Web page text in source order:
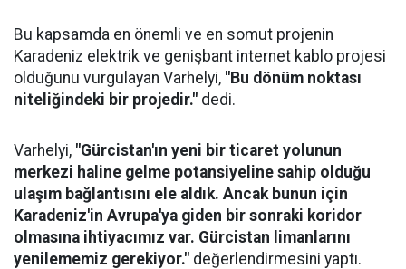
Bu kapsamda en önemli ve en somut projenin
Karadeniz elektrik ve genişbant internet kablo projesi
olduğunu vurgulayan Varhelyi, "Bu dönüm noktası
niteliğindeki bir projedir." dedi.
Varhelyi, "Gürcistan'ın yeni bir ticaret yolunun
merkezi haline gelme potansiyeline sahip olduğu
ulaşım bağlantısını ele aldık. Ancak bunun için
Karadeniz'in Avrupa'ya giden bir sonraki koridor
olmasına ihtiyacımız var. Gürcistan limanlarını
yenilememiz gerekiyor." değerlendirmesini yaptı.